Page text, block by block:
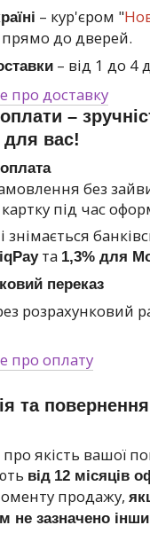
– кур'єром "
до дверей.
– від 1 до 4
про доставку
–
для вас!
без
картку під час
та 1,3% для
переказ
розрахунковий
про оплату
та повернення
якість вашої
від 12 місяців
продажу,
не зазначено